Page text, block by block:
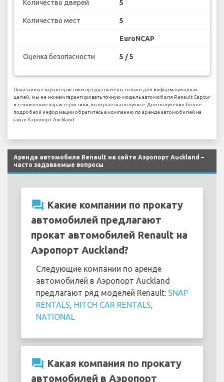
Количество дверей 5
Количество мест 5
EuroNCAP
Оценка безопасности 5 / 5
Показанные характеристики предназначены только для информационных
целей, мы не можем гарантировать точную модель автомобиля Renault Captur
и технические характеристики, которые вы получите. Для получения более
подробной информации обратитесь в компанию по аренде автомобилей на
сайте Аэропорт Auckland.
Аренда автомобиля Renault на сайте Аэропорт Auckland –
часто задаваемые вопросы
question_answer Какие компании по прокату
автомобилей предлагают
прокат автомобилей Renault на
Аэропорт Auckland?
Следующие компании по аренде
автомобилей в Аэропорт Auckland
предлагают ряд моделей Renault: SNAP
RENTALS HITCH CAR RENTALS
NATIONAL
question_answer Какая компания по прокату
автомобилей в Аэропорт